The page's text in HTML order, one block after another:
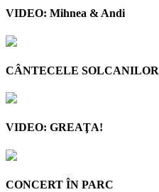
VIDEO: Mihnea & Andi
CÂNTECELE SOLCANILOR
VIDEO: GREAŢA!
CONCERT ÎN PARC